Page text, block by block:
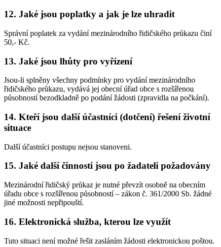
12. Jaké jsou poplatky a jak je lze uhradit
Správní poplatek za vydání mezinárodního řidičského průkazu činí
50,- Kč.
13. Jaké jsou lhůty pro vyřízení
Jsou-li splněny všechny podmínky pro vydání mezinárodního
řidičského průkazu, vydává jej obecní úřad obce s rozšířenou
působností bezodkladně po podání žádosti (zpravidla na počkání).
14. Kteří jsou další účastníci (dotčení) řešení životní
situace
Další účastníci postupu nejsou stanoveni.
15. Jaké další činnosti jsou po žadateli požadovány
Mezinárodní řidičský průkaz je nutné převzít osobně na obecním
úřadu obce s rozšířenou působností – zákon č. 361/2000 Sb. žádné
jiné možnosti nepřipouští.
16. Elektronická služba, kterou lze využít
Tuto situaci není možné řešit zasláním žádosti elektronickou poštou.